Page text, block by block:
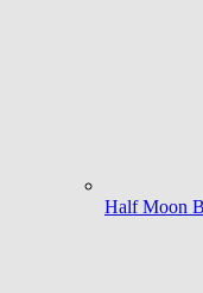
Half Moon